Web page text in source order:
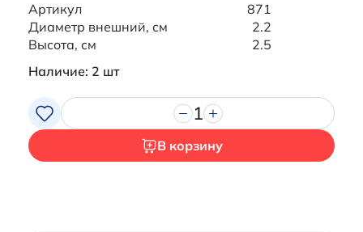
Артикул
871
Диаметр внешний, см
2.2
Высота, см
2.5
Наличие: 2 шт
1
В корзину